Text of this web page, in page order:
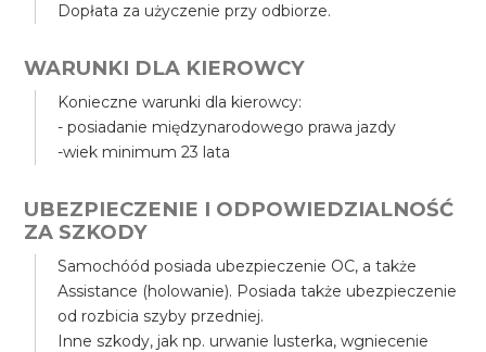
Dopłata za użyczenie przy odbiorze.
WARUNKI DLA KIEROWCY
Konieczne warunki dla kierowcy:
- posiadanie międzynarodowego prawa jazdy
-wiek minimum 23 lata
UBEZPIECZENIE I ODPOWIEDZIALNOŚĆ
ZA SZKODY
Samochóód posiada ubezpieczenie OC, a także
Assistance (holowanie). Posiada także ubezpieczenie
od rozbicia szyby przedniej.
Inne szkody, jak np. urwanie lusterka, wgniecenie